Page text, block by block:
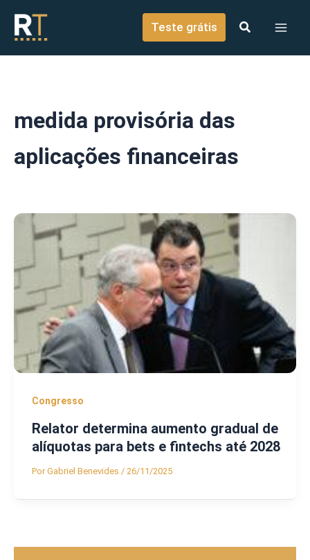
conteúdo
Teste grátis
medida provisória das
aplicações financeiras
Congresso
Relator determina aumento gradual de
alíquotas para bets e fintechs até 2028
PorGabriel Benevides / 26/11/2025